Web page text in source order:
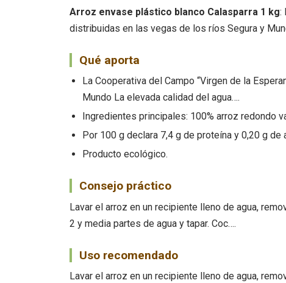
Arroz envase plástico blanco Calasparra 1 kg:
distribuidas en las vegas de los ríos Segura y
Qué aporta
La Cooperativa del Campo “Virgen de la
Mundo La elevada calidad del agua….
Ingredientes principales: 100% arroz redondo
Por 100 g declara 7,4 g de proteína y 0,20 g de
Producto ecológico.
Consejo práctico
Lavar el arroz en un recipiente lleno de agua,
2 y media partes de agua y tapar. Coc….
Uso recomendado
Lavar el arroz en un recipiente lleno de agua,